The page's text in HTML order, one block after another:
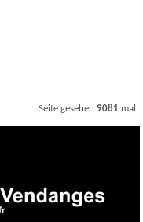
Seite gesehen 9081 mal